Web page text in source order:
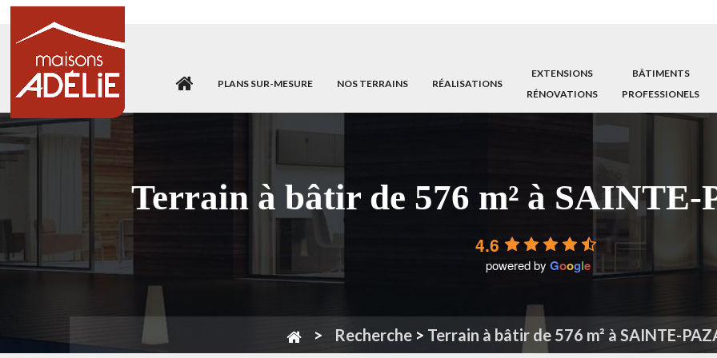
PLANS SUR-MESURE NOS TERRAINS RÉALISATIONS
EXTENSIONS
RÉNOVATIONS
BÂTIMENTS
PROFESSIONELS
Terrain à bâtir de 576 m² à
4.6
powered by Google
Recherche > Terrain à bâtir de 576 m² à SAINTE-